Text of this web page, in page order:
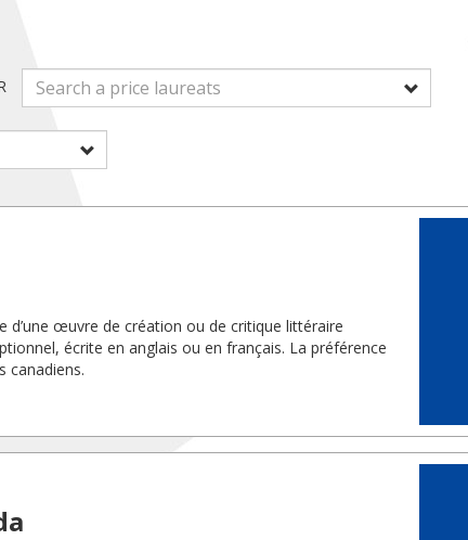
d’une œuvre de création ou de critique littéraire
écrite en anglais ou en français. La préférence
canadiens.